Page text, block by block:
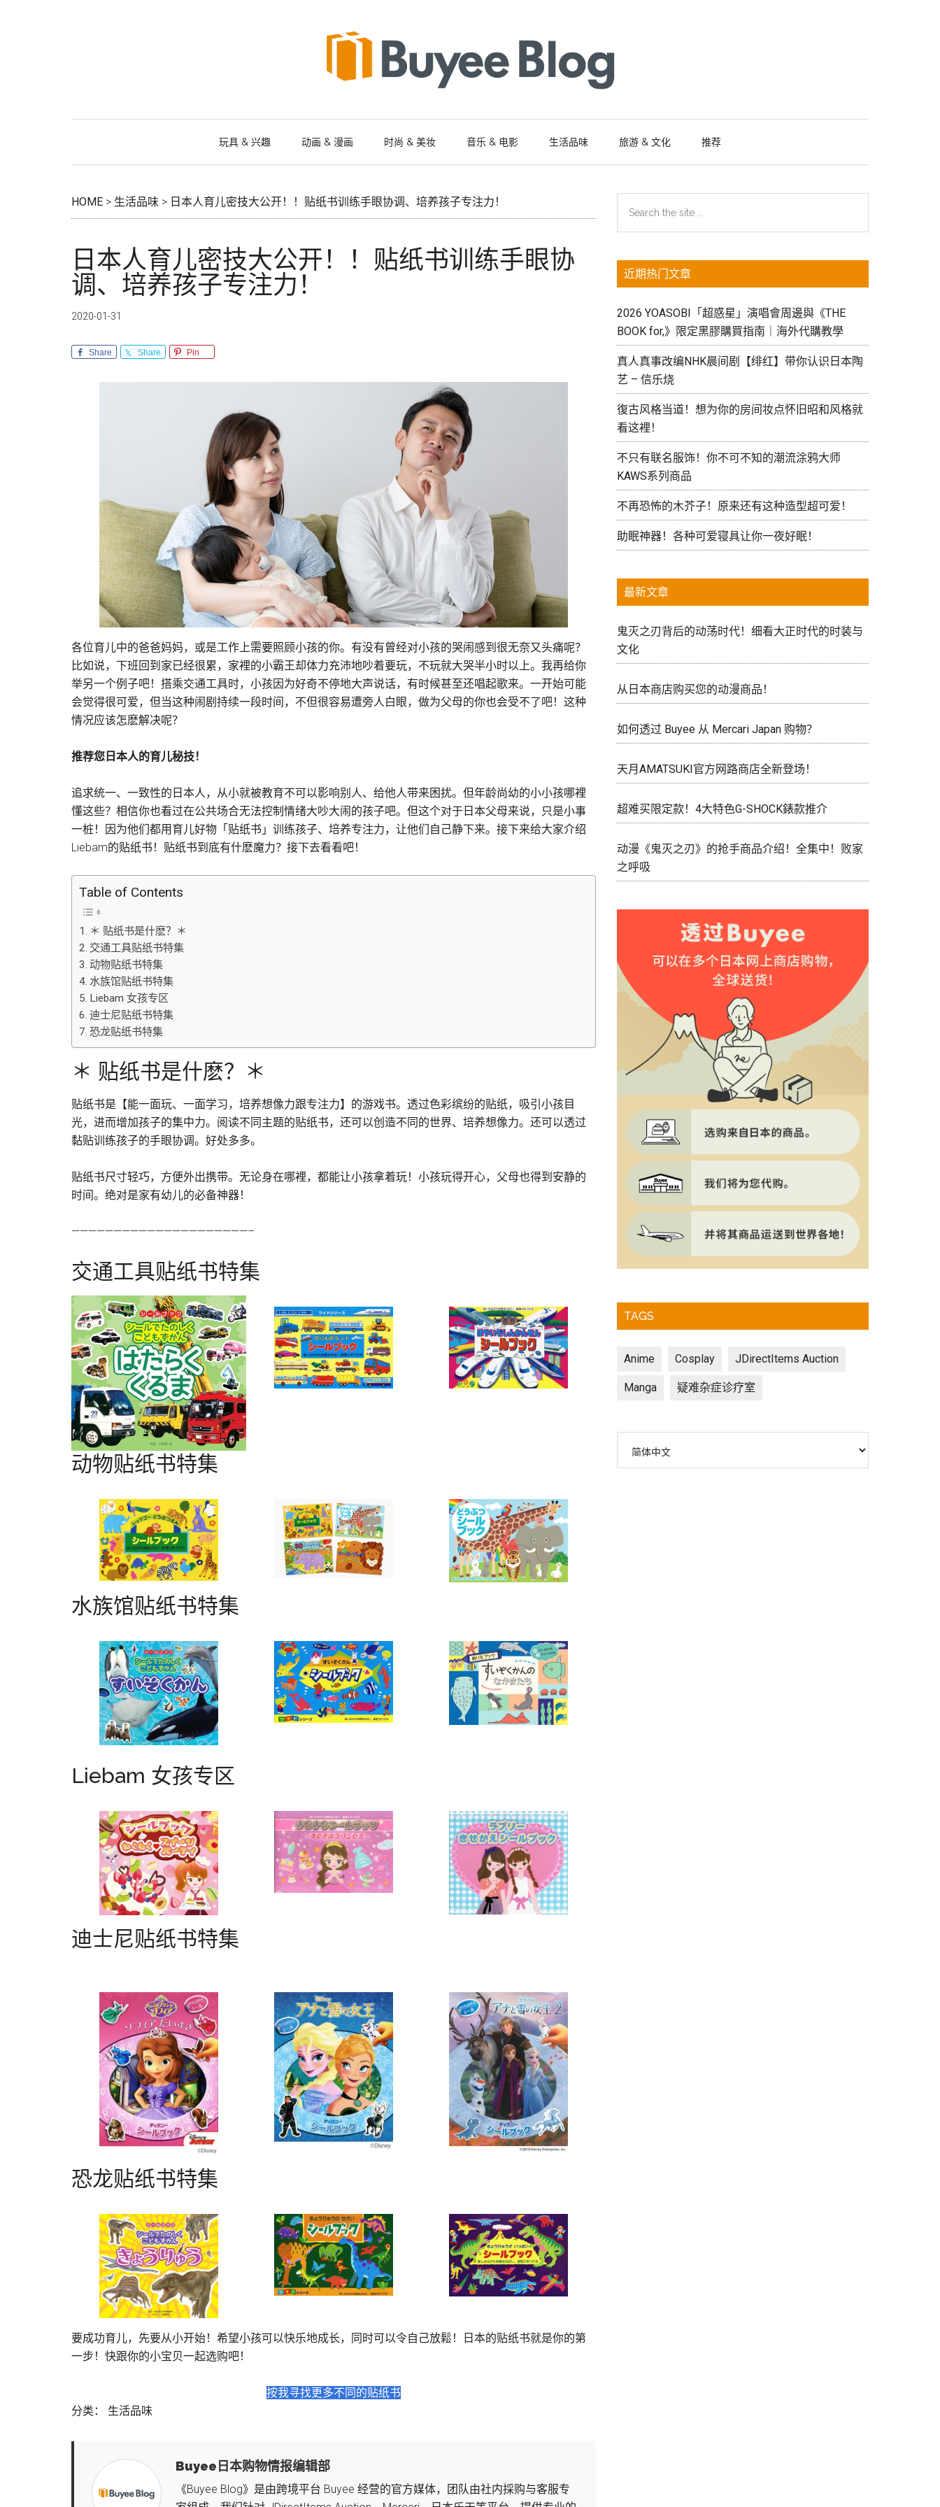
玩具 & 兴趣 动画 & 漫画 时尚 & 美妆 音乐 & 电影 生活品味 旅游 & 文化 推荐
HOME > 生活品味 > 日本人育儿密技大公开！！贴纸书训练手眼协调、培养孩子专注力！
日本人育儿密技大公开！！贴纸书训练手眼协
调、培养孩子专注力！
2020-01-31
Share Share Pin
各位育儿中的爸爸妈妈，或是工作上需要照顾小孩的你。有没有曾经对小孩的哭闹感到很无奈又头痛呢？
比如说，下班回到家已经很累，家裡的小霸王却体力充沛地吵着要玩，不玩就大哭半小时以上。我再给你
举另一个例子吧！搭乘交通工具时，小孩因为好奇不停地大声说话，有时候甚至还唱起歌来。一开始可能
会觉得很可爱，但当这种闹剧持续一段时间，不但很容易遭旁人白眼，做为父母的你也会受不了吧！这种
情况应该怎麽解决呢？
推荐您日本人的育儿秘技！
追求统一、一致性的日本人，从小就被教育不可以影响别人、给他人带来困扰。但年龄尚幼的小小孩哪裡
懂这些？相信你也看过在公共场合无法控制情绪大吵大闹的孩子吧。但这个对于日本父母来说，只是小事
一桩！因为他们都用育儿好物「贴纸书」训练孩子、培养专注力，让他们自己静下来。接下来给大家介绍
Liebam的贴纸书！贴纸书到底有什麽魔力？接下去看看吧！
Table of Contents
＊ 贴纸书是什麽？＊
交通工具贴纸书特集
动物贴纸书特集
水族馆贴纸书特集
Liebam 女孩专区
迪士尼贴纸书特集
恐龙贴纸书特集
＊ 贴纸书是什麽？＊
贴纸书是【能一面玩、一面学习，培养想像力跟专注力】的游戏书。透过色彩缤纷的贴纸，吸引小孩目
光，进而增加孩子的集中力。阅读不同主题的贴纸书，还可以创造不同的世界、培养想像力。还可以透过
黏贴训练孩子的手眼协调。好处多多。
贴纸书尺寸轻巧，方便外出携带。无论身在哪裡，都能让小孩拿着玩！小孩玩得开心，父母也得到安静的
时间。绝对是家有幼儿的必备神器！
—————————————————————–
交通工具贴纸书特集
动物贴纸书特集
水族馆贴纸书特集
Liebam 女孩专区
迪士尼贴纸书特集
恐龙贴纸书特集
要成功育儿，先要从小开始！希望小孩可以快乐地成长，同时可以令自己放鬆！日本的贴纸书就是你的第
一步！快跟你的小宝贝一起选购吧！
按我寻找更多不同的贴纸书
分类： 生活品味
Buyee日本购物情报编辑部
《Buyee Blog》是由跨境平台 Buyee 经营的官方媒体，团队由社内採购与客服专
主
侧
边
栏
the
近期热门文章
2026 YOASOBI「超惑星」演唱會周邊與《THE
BOOK for,》限定黑膠購買指南｜海外代購教學
真人真事改编NHK晨间剧【绯红】带你认识日本陶
艺 – 信乐烧
復古风格当道！想为你的房间妆点怀旧昭和风格就
看这裡！
不只有联名服饰！你不可不知的潮流涂鸦大师
KAWS系列商品
不再恐怖的木芥子！原来还有这种造型超可爱！
助眠神器！各种可爱寝具让你一夜好眠！
最新文章
鬼灭之刃背后的动荡时代！细看大正时代的时装与
文化
从日本商店购买您的动漫商品！
如何透过 Buyee 从 Mercari Japan 购物？
天月AMATSUKI官方网路商店全新登场！
超难买限定款！4大特色G-SHOCK錶款推介
动漫《鬼灭之刃》的抢手商品介绍！全集中！败家
之呼吸
TAGS
Anime Cosplay JDirectItems Auction
Manga 疑难杂症诊疗室